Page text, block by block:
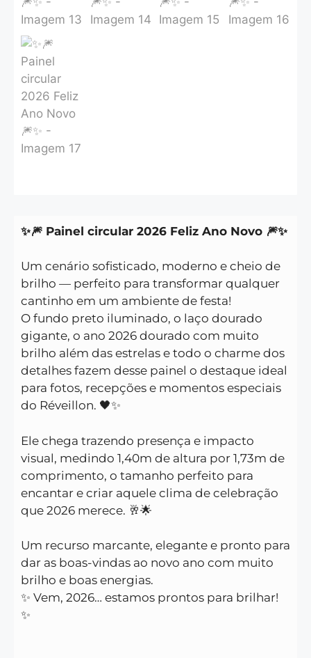
✨🎆 Painel circular 2026 Feliz Ano Novo 🎆✨
Um cenário sofisticado, moderno e cheio de
brilho — perfeito para transformar qualquer
cantinho em um ambiente de festa!
O fundo preto iluminado, o laço dourado
gigante, o ano 2026 dourado com muito
brilho além das estrelas e todo o charme dos
detalhes fazem desse painel o destaque ideal
para fotos, recepções e momentos especiais
do Réveillon. 🖤✨
Ele chega trazendo presença e impacto
visual, medindo 1,40m de altura por 1,73m de
comprimento, o tamanho perfeito para
encantar e criar aquele clima de celebração
que 2026 merece. 🥂🌟
Um recurso marcante, elegante e pronto para
dar as boas-vindas ao novo ano com muito
brilho e boas energias.
✨ Vem, 2026… estamos prontos para brilhar!
✨